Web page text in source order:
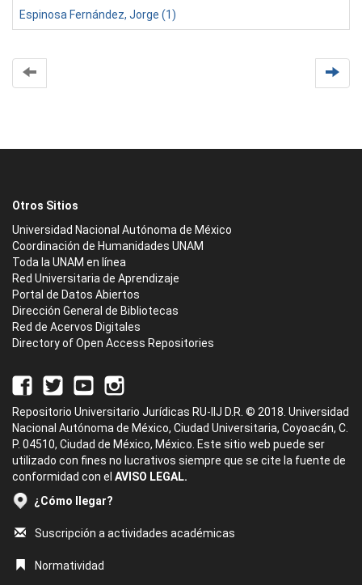
Espinosa Fernández, Jorge (1)
Otros Sitios
Universidad Nacional Autónoma de México
Coordinación de Humanidades UNAM
Toda la UNAM en línea
Red Universitaria de Aprendizaje
Portal de Datos Abiertos
Dirección General de Bibliotecas
Red de Acervos Digitales
Directory of Open Access Repositories
Repositorio Universitario Jurídicas RU-IIJ D.R. © 2018. Universidad
Nacional Autónoma de México, Ciudad Universitaria, Coyoacán, C.
P. 04510, Ciudad de México, México. Este sitio web puede ser
utilizado con fines no lucrativos siempre que se cite la fuente de
conformidad con el AVISO LEGAL.
¿Cómo llegar?
Suscripción a actividades académicas
Normatividad